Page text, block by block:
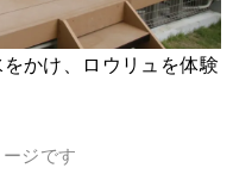
かけ、ロウリュを体験
ジです